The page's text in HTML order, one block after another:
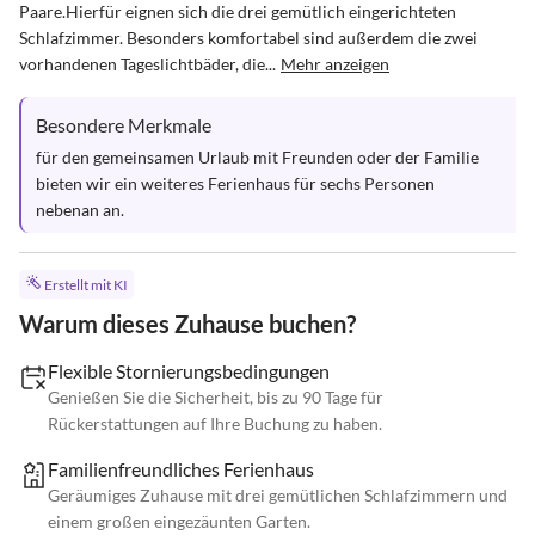
Paare.Hierfür eignen sich die drei gemütlich eingerichteten
Schlafzimmer. Besonders komfortabel sind außerdem die zwei
vorhandenen Tageslichtbäder, die... Mehr anzeigen
Besondere Merkmale
für den gemeinsamen Urlaub mit Freunden oder der Familie
bieten wir ein weiteres Ferienhaus für sechs Personen
nebenan an.
Erstellt mit KI
Warum dieses Zuhause buchen?
Flexible Stornierungsbedingungen
Genießen Sie die Sicherheit, bis zu 90 Tage für
Rückerstattungen auf Ihre Buchung zu haben.
Familienfreundliches Ferienhaus
Geräumiges Zuhause mit drei gemütlichen Schlafzimmern und
einem großen eingezäunten Garten.